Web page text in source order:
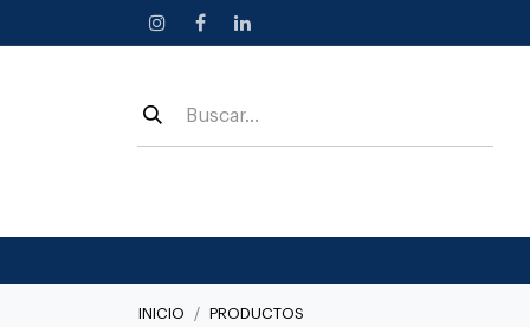
INICIO PRODUCTOS